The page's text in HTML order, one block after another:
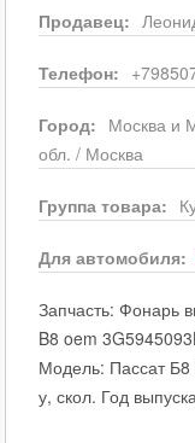
Продавец:
Телефон:
Город: Москва и
обл. / Москва
Группа товара:
Для автомобиля:
Запчасть: Фонарь
B8 oem 3G5945093B (скол)
Модель: Пассат Б8 Oem: оригинал Цвет: Состояние: б/
у, скол. Год